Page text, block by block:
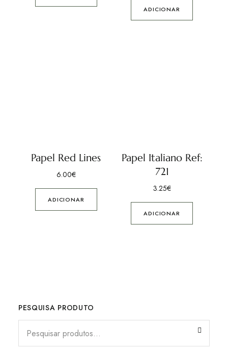
ADICIONAR
Papel Red Lines
6.00€
ADICIONAR
Papel Italiano Ref:
721
3.25€
ADICIONAR
PESQUISA PRODUTO